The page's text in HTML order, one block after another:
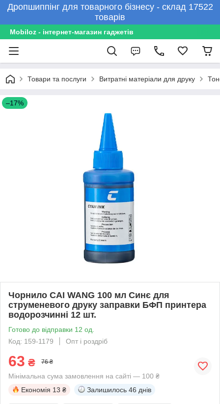
Дропшиппінг для товарного бізнесу - склад 17522
товарів
Mobiloz - інтернет-магазин гаджетів
Товари та послуги Витратні матеріали для друку
–17%
Чорнило CAI WANG 100 мл Синє для
струменевого друку заправки БФП принтера
водорозчинні 12 шт.
Готово до відправки 12 од.
Код: 159-1179
Опт і роздріб
63 ₴ 76 ₴
Мінімальна сума замовлення на сайті — 100 ₴
Економія 13 ₴ Залишилось 46 днів